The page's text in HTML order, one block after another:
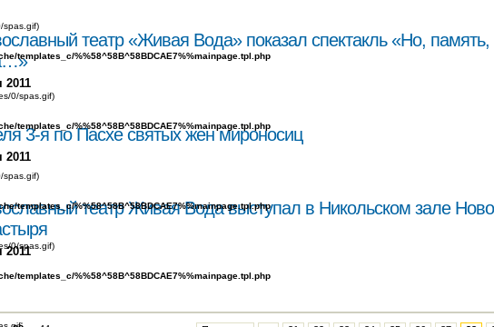
театр «Живая Вода» показал спектакль «Но, память,
2011
3-я по Пасхе святых жен мироносиц
2011
театр Живая Вода выступал в Никольском зале
2011
spas.gif)
templates_c/%%58^58B^58BDCAE7%%mainpage.tpl.php
0/spas.gif)
templates_c/%%58^58B^58BDCAE7%%mainpage.tpl.php
spas.gif)
templates_c/%%58^58B^58BDCAE7%%mainpage.tpl.php
0/spas.gif)
templates_c/%%58^58B^58BDCAE7%%mainpage.tpl.php